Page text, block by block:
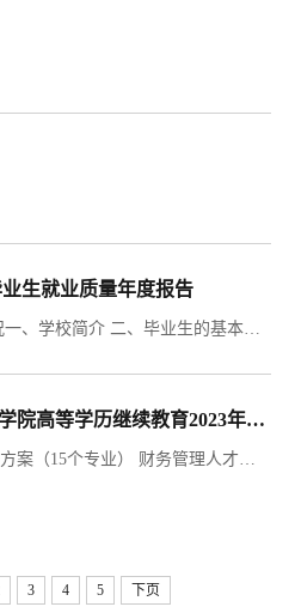
生就业质量年度报告
广州应用科技学院高等学历继续教育2023年拟招生专业人才培养方案
3 4 5 下页